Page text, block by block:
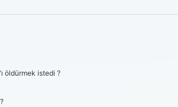
öldürmek istedi ?